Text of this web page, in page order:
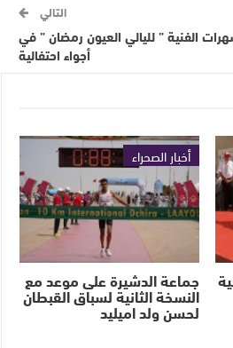
التالي
الفنية ” لليالي العيون رمضان ” في
أجواء احتفالية
أخبار الصحراء
جماعة الدشيرة على موعد مع
النسخة الثانية لسباق القبطان
لحسن ولد اميليد